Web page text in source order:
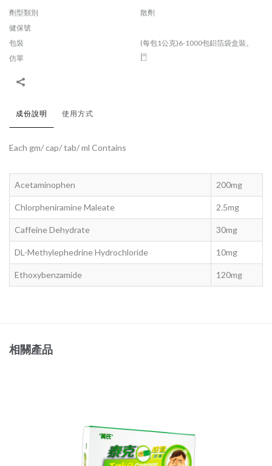
劑型類別
散劑
健保號
包裝
(每包1公克)6-1000包鋁箔袋盒裝。
仿單
成份說明 使用方式
Each gm/ cap/ tab/ ml Contains
Acetaminophen 200mg
Chlorpheniramine Maleate 2.5mg
Caffeine Dehydrate 30mg
DL-Methylephedrine Hydrochloride 10mg
Ethoxybenzamide 120mg
相關產品